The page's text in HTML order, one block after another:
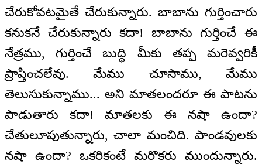
చేరుకోవటమైతే చేరుకున్నారు. బాబాను గుర్తించారు
కనుకనే చేరుకున్నారు కదా! బాబాను గుర్తించే ఈ
నేత్రము, గుర్తించే బుద్ధి మీకు తప్ప మరెవ్వరికీ
ప్రాప్తించలేవు. మేము చూసాము, మేము
తెలుసుకున్నాము... అని మాతలందరూ ఈ పాటను
పాడుతారు కదా! మాతలకు ఈ నషా ఉందా?
చేతులూపుతున్నారు, చాలా మంచిది. పాండవులకు
నషా ఉందా? ఒకరికంటే మరొకరు ముందున్నారు.